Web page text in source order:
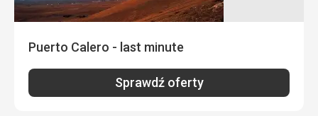
Puerto Calero - last minute
Sprawdź oferty